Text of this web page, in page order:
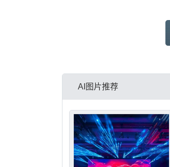
AI图片推荐